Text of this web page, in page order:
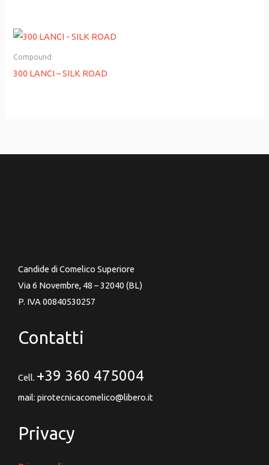
Compound
300 LANCI – SILK ROAD
Candide di Comelico Superiore
Via 6 Novembre, 48 – 32040 (BL)
P. IVA 00840530257
Contatti
Cell. +39 360 475004
mail: pirotecnicacomelico@libero.it
Privacy